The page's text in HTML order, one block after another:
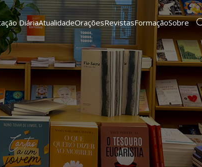
DiáriaAtualidadeOraçõesRevistasFormaçãoSobre